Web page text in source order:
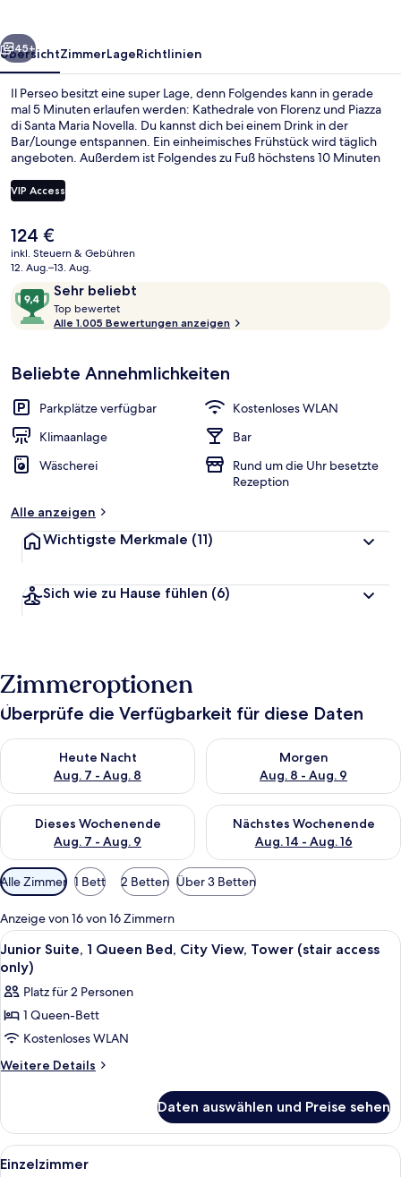
Weiter
45+
ÜbersichtZimmerLageRichtlinien
Il Perseo besitzt eine super Lage, denn Folgendes kann in gerade
mal 5 Minuten erlaufen werden: Kathedrale von Florenz und Piazza
di Santa Maria Novella. Du kannst dich bei einem Drink in der
Bar/Lounge entspannen. Ein einheimisches Frühstück wird täglich
angeboten. Außerdem ist Folgendes zu Fuß höchstens 10 Minuten
hilfsbereite Personal und das Frühstück erhalten tolle Bewertungen
von anderen Reisenden. Die öffentlichen Verkehrsmittel sind nur
sind es 5 Minuten und zur Straßenbahnhaltestelle Valfonda -
Stazione Santa Maria Novella 7 Minuten.
VIP Access
Der
aktuelle
Preis
124 €.
124 €
inkl. Steuern & Gebühren
12. Aug.–13. Aug.
Bewertungen
Sehr beliebt
9,4
von
10,
beliebt
Top bewertet
o
b
w
Alle 1.005 Bewertungen anzeigen
Beliebte Annehmlichkeiten
Parkplätze verfügbar
Kostenloses WLAN
Klimaanlage
Bar
Wäscherei
Rund um die Uhr besetzte
Rezeption
Alle anzeigen
Wichtigste Merkmale (11)
Sich wie zu Hause fühlen (6)
Zimmeroptionen
Überprüfe die Verfügbarkeit für diese Daten
Heute Nacht
Aug. 7 - Aug. 8
Überprüfe die Verfügbarkeit für heute Nacht, Aug. 7 - Aug. 8.
Morgen
Aug. 8 - Aug. 9
Überprüfe die Verfügbarkeit
Dieses Wochenende
Aug. 7 - Aug. 9
Überprüfe die Verfügbarkeit für dieses Wochenende, Aug. 7
Nächstes Wochenende
Aug. 14 - Aug. 16
Überprüfe die Verfügbarkeit
Verfügbare
Filter
für
Zimmer
Alle Zimmer 1 Bett 2 Betten Über 3 Betten
Anzeige von 16 von 16 Zimmern
Alle
Fotos
für
Junior
Suite,
1
Queen
View,
Tower
(stair
Ein Schlafzimmer mit Bett,
15
Junior Suite, 1 Queen Bed, City View, Tower (stair access
only)
Platz für 2 Personen
1 Queen-Bett
Kostenloses WLAN
Weitere Details
Weitere
Suite,
Queen
Daten auswählen und Preise sehen
Alle
Ein Hotelzimmer mit einem Bett,
3
Einzelzimmer